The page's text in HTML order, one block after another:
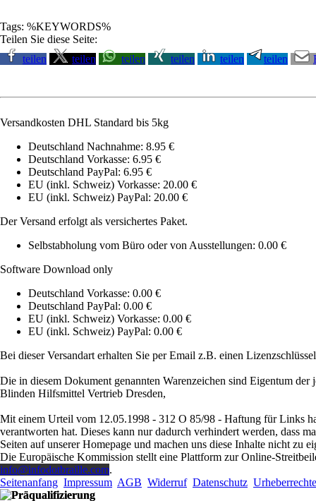
Tags: %KEYWORDS%
Teilen Sie diese Seite:
teilen
teilen teilen teilen teilen teilen
Versandkosten DHL Standard bis 5kg
Deutschland Nachnahme: 8.95 €
Deutschland Vorkasse: 6.95 €
Deutschland PayPal: 6.95 €
EU (inkl. Schweiz) Vorkasse: 20.00 €
EU (inkl. Schweiz) PayPal: 20.00 €
Der Versand erfolgt als versichertes Paket.
Selbstabholung vom Büro oder von Ausstellungen: 0.00 €
Software Download only
Deutschland Vorkasse: 0.00 €
Deutschland PayPal: 0.00 €
EU (inkl. Schweiz) Vorkasse: 0.00 €
EU (inkl. Schweiz) PayPal: 0.00 €
Bei dieser Versandart erhalten Sie per Email z.B. einen
Die in diesem Dokument genannten Warenzeichen sind Eigentum
Blinden Hilfsmittel Vertrieb Dresden,
Mit einem Urteil vom 12.05.1998 - 312 O 85/98 - Haftung für Links
verantworten hat. Dieses kann nur dadurch verhindert werden, dass
Seiten auf unserer Homepage und machen uns diese Inhalte nicht
Die Europäische Kommission stellt eine Plattform zur Online-
info@infodotbraille.com.
Seitenanfang Impressum AGB Widerruf Datenschutz Urheberrechte